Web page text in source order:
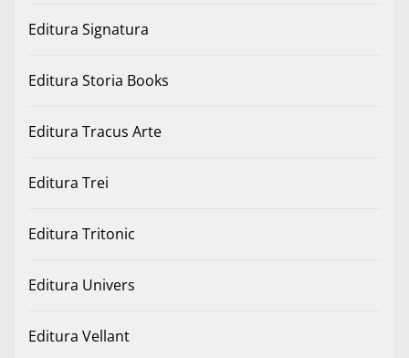
Editura Signatura
Editura Storia Books
Editura Tracus Arte
Editura Trei
Editura Tritonic
Editura Univers
Editura Vellant